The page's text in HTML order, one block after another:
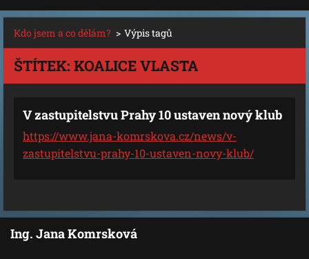
Kdo jsem a co dělám? > Výpis tagů
ŠTÍTEK: KOALICE VLASTA
V zastupitelstvu Prahy 10 ustaven nový klub
https://www.jana-komrskova.cz/news/v-
zastupitelstvu-prahy-10-ustaven-novy-klub/
Ing. Jana Komrsková